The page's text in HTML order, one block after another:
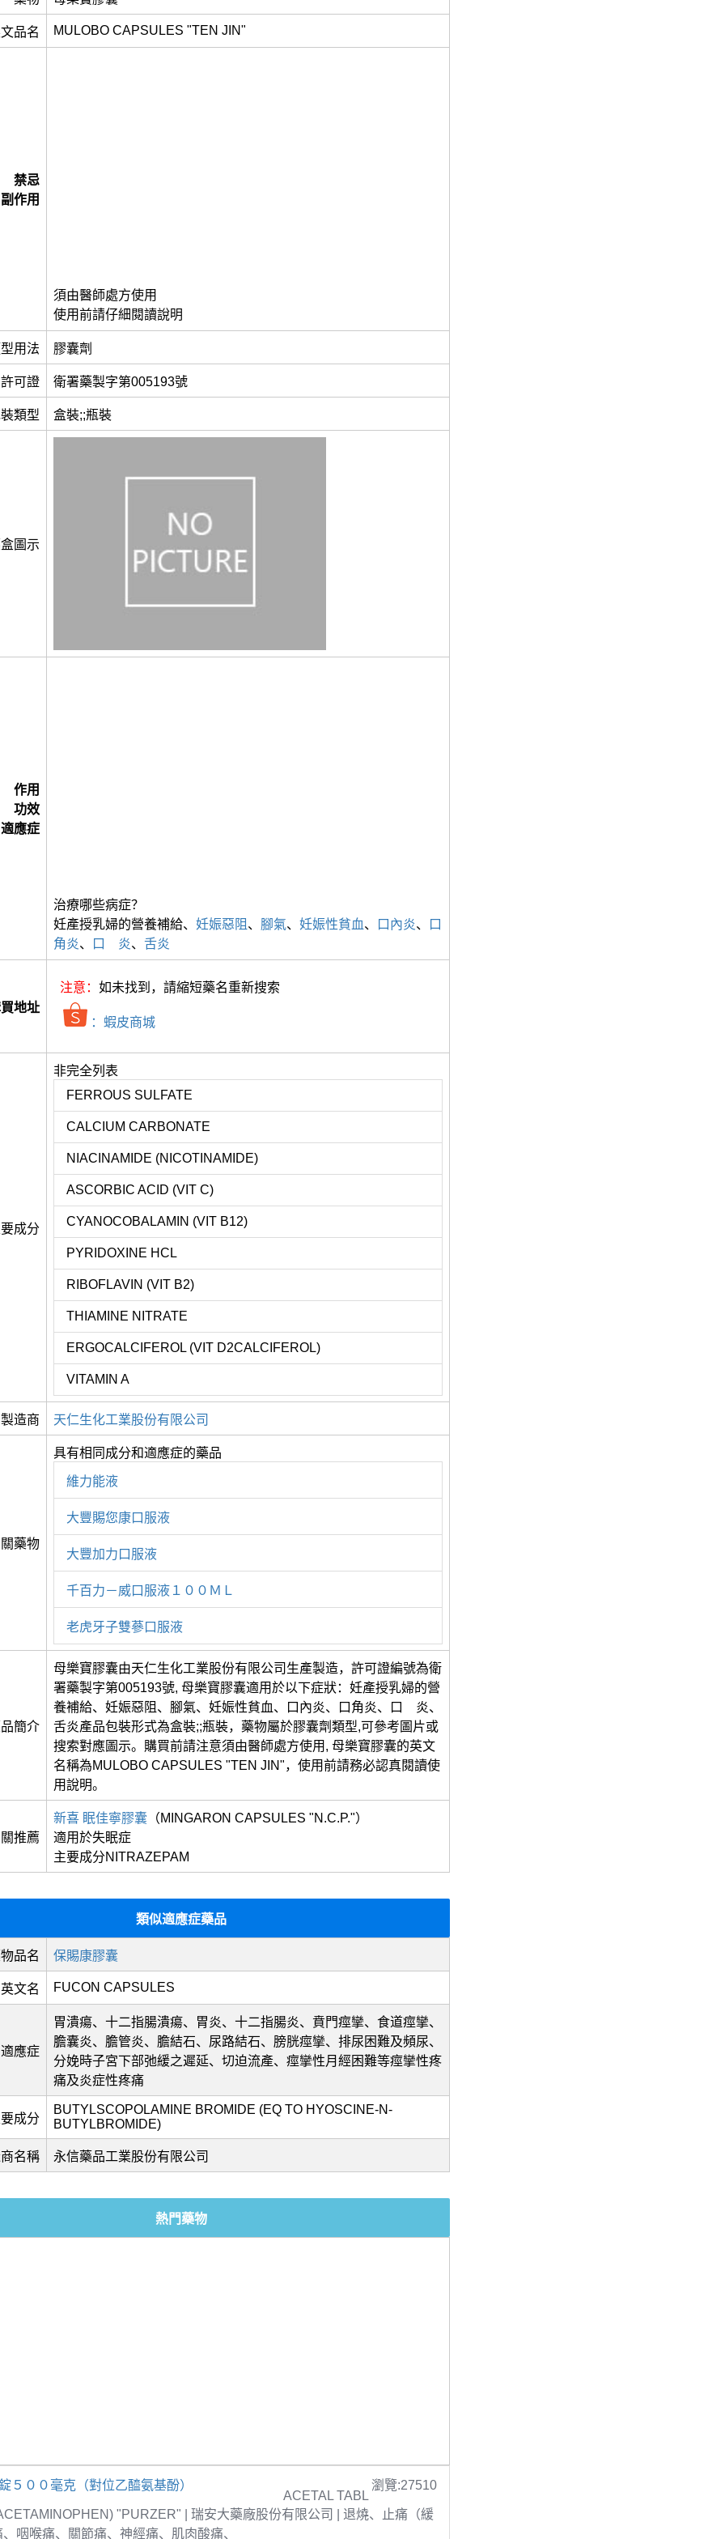
品名 MULOBO CAPSULES "TEN JIN"
禁忌
副作用
須由醫師處方使用
使用前請仔細閱讀說明
用法 膠囊劑
許可證 衛署藥製字第005193號
類型 盒裝;;瓶裝
圖示
作用
功效
適應症
治療哪些病症？
妊產授乳婦的營養補給、 妊娠惡阻 、 腳氣、 妊娠性貧血、 口內炎、
口
角炎、 口 炎、 舌炎
地址
注意： 如未找到，請縮短藥名重新搜索
：蝦皮商城
成分
非完全列表
FERROUS SULFATE
CALCIUM CARBONATE
NIACINAMIDE (NICOTINAMIDE)
ASCORBIC ACID (VIT C)
CYANOCOBALAMIN (VIT B12)
PYRIDOXINE HCL
RIBOFLAVIN (VIT B2)
THIAMINE NITRATE
ERGOCALCIFEROL (VIT D2CALCIFEROL)
VITAMIN A
製造商 天仁生化工業股份有限公司
藥物
具有相同成分和適應症的藥品
維力能液
大豐賜您康口服液
大豐加力口服液
千百力－威口服液１００ＭＬ
老虎牙子雙蔘口服液
簡介
母樂寶膠囊由天仁生化工業股份有限公司生產製造，許可證編號為衛
署藥製字第005193號, 母樂寶膠囊適用於以下症狀：妊產授乳婦的營
養補給、妊娠惡阻、腳氣、妊娠性貧血、口內炎、口角炎、口 炎、
舌炎產品包裝形式為盒裝;;瓶裝，藥物屬於膠囊劑類型,可參考圖片或
搜索對應圖示。購買前請注意須由醫師處方使用, 母樂寶膠囊的英文
名稱為MULOBO CAPSULES "TEN JIN"，使用前請務必認真閱讀使
用說明。
推薦
新喜 眠佳寧膠囊 （MINGARON CAPSULES "N.C.P."）
適用於失眠症
主要成分NITRAZEPAM
類似適應症藥品
品名 保賜康膠囊
英文名 FUCON CAPSULES
適應症
胃潰瘍、十二指腸潰瘍、胃炎、十二指腸炎、賁門痙攣、食道痙攣、
膽囊炎、膽管炎、膽結石、尿路結石、膀胱痙攣、排尿困難及頻尿、
分娩時子宮下部弛緩之遲延、切迫流產、痙攣性月經困難等痙攣性疼
痛及炎症性疼痛
成分
BUTYLSCOPOLAMINE BROMIDE (EQ TO HYOSCINE-N-
BUTYLBROMIDE)
名稱 永信藥品工業股份有限公司
熱門藥物
５００毫克（對位乙醯氨基酚） 瀏覽:27510
ACETAL TABL
"PURZER" | 瑞安大藥廠股份有限公司 | 退燒、止痛（緩
咽喉痛、關節痛、神經痛、肌肉酸痛、